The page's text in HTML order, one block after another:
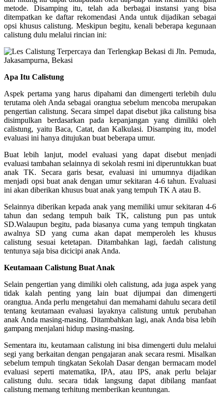
metode. Disamping itu, telah ada berbagai instansi yang bisa
ditempatkan ke daftar rekomendasi Anda untuk dijadikan sebagai
opsi khusus calistung. Meskipun begitu, kenali beberapa kegunaan
calistung dulu melalui rincian ini:
Apa Itu Calistung
Aspek pertama yang harus dipahami dan dimengerti terlebih dulu
terutama oleh Anda sebagai orangtua sebelum mencoba merupakan
pengertian calistung. Secara simpel dapat disebut jika calistung bisa
disimpulkan berdasarkan pada kepanjangan yang dimiliki oleh
calistung, yaitu Baca, Catat, dan Kalkulasi. Disamping itu, model
evaluasi ini hanya ditujukan buat beberapa umur.
Buat lebih lanjut, model evaluasi yang dapat disebut menjadi
evaluasi tambahan selainnya di sekolah resmi ini diperuntukkan buat
anak TK. Secara garis besar, evaluasi ini umumnya dijadikan
menjadi opsi buat anak dengan umur sekitaran 4-6 tahun. Evaluasi
ini akan diberikan khusus buat anak yang tempuh TK A atau B.
Selainnya diberikan kepada anak yang memiliki umur sekitaran 4-6
tahun dan sedang tempuh baik TK, calistung pun pas untuk
SD.Walaupun begitu, pada biasanya cuma yang tempuh tingkatan
awalnya SD yang cuma akan dapat memperoleh les khusus
calistung sesuai ketetapan. Ditambahkan lagi, faedah calistung
tentunya saja bisa dicicipi anak Anda.
Keutamaan Calistung Buat Anak
Selain pengertian yang dimiliki oleh calistung, ada juga aspek yang
tidak kalah penting yang lain buat dijumpai dan dimengerti
orangtua. Anda perlu mengetahui dan memahami dahulu secara detil
tentang keutamaan evaluasi layaknya calistung untuk perubahan
anak Anda masing-masing. Ditambahkan lagi, anak Anda bisa lebih
gampang menjalani hidup masing-masing.
Sementara itu, keutamaan calistung ini bisa dimengerti dulu melalui
segi yang berkaitan dengan pengajaran anak secara resmi. Misalkan
sebelum tempuh tingkatan Sekolah Dasar dengan bermacam model
evaluasi seperti matematika, IPA, atau IPS, anak perlu belajar
calistung dulu. secara tidak langsung dapat dibilang manfaat
calistung memang terhitung memberikan keuntungan.